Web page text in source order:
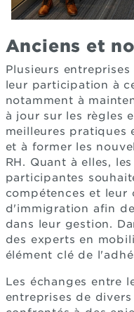
Anciens et
Plusieurs
leur participation à
notamment à
à jour sur les règles
meilleures pratiques
et à former les
RH. Quant à elles,
participantes
compétences et leur
d'immigration afin
dans leur gestion.
des experts en
élément clé de
Les échanges entre
entreprises de